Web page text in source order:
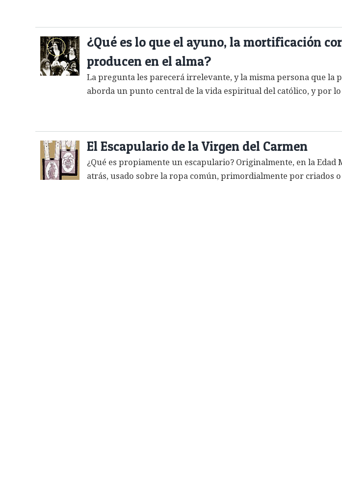
¿Qué es lo que el ayuno, la mortificación
producen en el alma?
La pregunta les parecerá irrelevante, y la misma persona que
aborda un punto central de la vida espiritual del católico, y por
El Escapulario de la Virgen del Carmen
¿Qué es propiamente un escapulario? Originalmente, en la
atrás, usado sobre la ropa común, primordialmente por criados